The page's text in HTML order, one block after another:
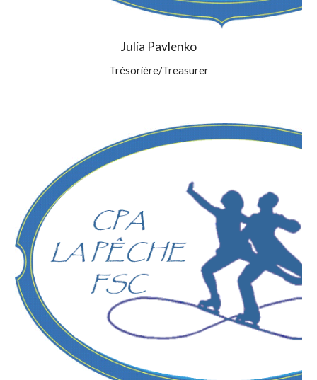
Julia Pavlenko
Trésorière/Treasurer